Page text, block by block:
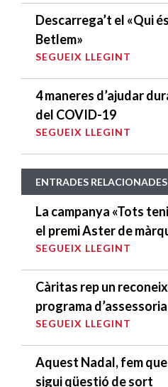
Descarrega’t el «Qui
Betlem»
SEGUEIX LLEGINT
4 maneres d’ajudar
del COVID-19
SEGUEIX LLEGINT
ENTRADES RELACIONADES
La campanya «Tots
el premi Aster de
SEGUEIX LLEGINT
Càritas rep un
programa
SEGUEIX LLEGINT
Aquest Nadal, fem
sigui qüestió de sort